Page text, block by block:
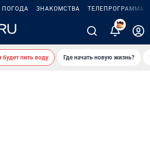
ПОГОДА ЗНАКОМСТВА ТЕЛЕПРОГРАММА
будет пить воду Где начать новую жизнь?